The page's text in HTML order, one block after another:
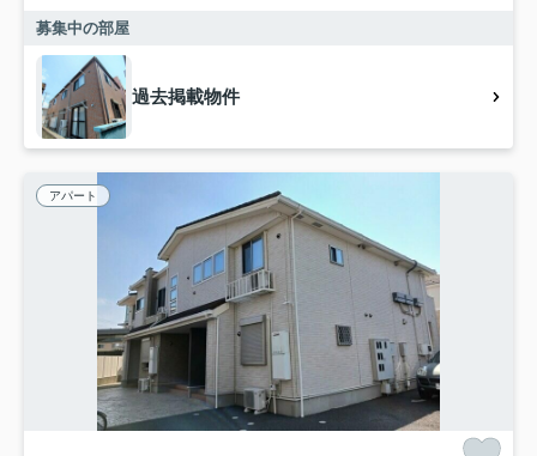
募集中の部屋
過去掲載物件
アパート